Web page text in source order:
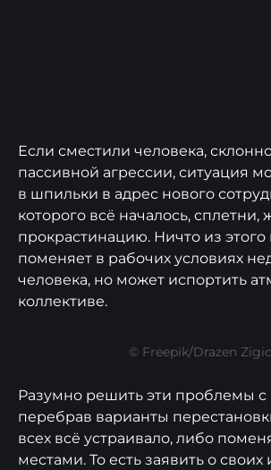
Если сместили человека,
пассивной агрессии, ситуация
в шпильки в адрес нового
которого всё началось, сплетни,
прокрастинацию. Ничто из этого
поменяет в рабочих условиях
человека, но может испортить
коллективе.
© Freepik/Drazen Zigic
Разумно решить эти проблемы с
перебрав варианты
всех всё устраивало, либо
местами. То есть заявить о своих